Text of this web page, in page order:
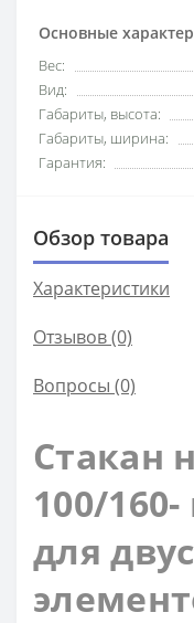
Основные
Вес:
Вид:
Габариты, высота:
Габариты, ширина:
Гарантия:
Обзор товара
Характеристики
Отзывов (0)
Вопросы (0)
Стакан
100/
для